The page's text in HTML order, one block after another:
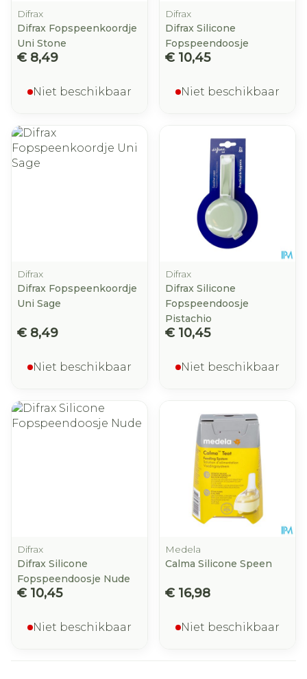
Difrax
Difrax Fopspeenkoordje
Uni Stone
€ 8,49
Niet beschikbaar
Difrax
Difrax Silicone
Fopspeendoosje
€ 10,45
Niet beschikbaar
Difrax
Difrax Fopspeenkoordje
Uni Sage
€ 8,49
Niet beschikbaar
Difrax
Difrax Silicone
Fopspeendoosje
Pistachio
€ 10,45
Niet beschikbaar
Difrax
Difrax Silicone
Fopspeendoosje Nude
€ 10,45
Niet beschikbaar
Medela
Calma Silicone Speen
€ 16,98
Niet beschikbaar